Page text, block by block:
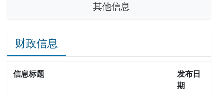
其他信息
财政信息
信息标题
发布日
期